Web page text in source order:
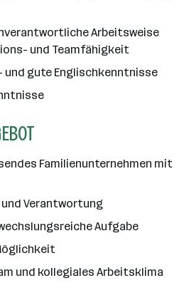
Arbeitsweise
und Teamfähigkeit
und gute Englischkenntnisse
Familienunternehmen mit
Verantwortung
Aufgabe
und kollegiales Arbeitsklima